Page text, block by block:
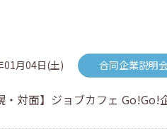
ミナー情報を公開いたしまし
01月04日(土) 合同企業説明
・対面】ジョブカフェ